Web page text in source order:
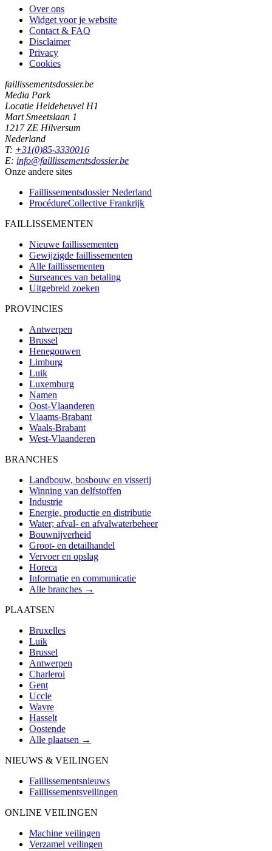
Over ons
Widget voor je website
Contact & FAQ
Disclaimer
Privacy
Cookies
faillissementsdossier.be
Media Park
Locatie Heideheuvel H1
Mart Smeetslaan 1
1217 ZE Hilversum
Nederland
T: +31(0)85-3330016
E: info@faillissementsdossier.be
Onze andere sites
Faillissementsdossier Nederland
ProcédureCollective Frankrijk
FAILLISSEMENTEN
Nieuwe faillissementen
Gewijzigde faillissementen
Alle faillissementen
Surseances van betaling
Uitgebreid zoeken
PROVINCIES
Antwerpen
Brussel
Henegouwen
Limburg
Luik
Luxemburg
Namen
Oost-Vlaanderen
Vlaams-Brabant
Waals-Brabant
West-Vlaanderen
BRANCHES
Landbouw, bosbouw en visserij
Winning van delfstoffen
Industrie
Energie, productie en distributie
Water; afval- en afvalwaterbeheer
Bouwnijverheid
Groot- en detailhandel
Vervoer en opslag
Horeca
Informatie en communicatie
Alle branches →
PLAATSEN
Bruxelles
Luik
Brussel
Antwerpen
Charleroi
Gent
Uccle
Wavre
Hasselt
Oostende
Alle plaatsen →
NIEUWS & VEILINGEN
Faillissementsnieuws
Faillissementsveilingen
ONLINE VEILINGEN
Machine veilingen
Verzamel veilingen